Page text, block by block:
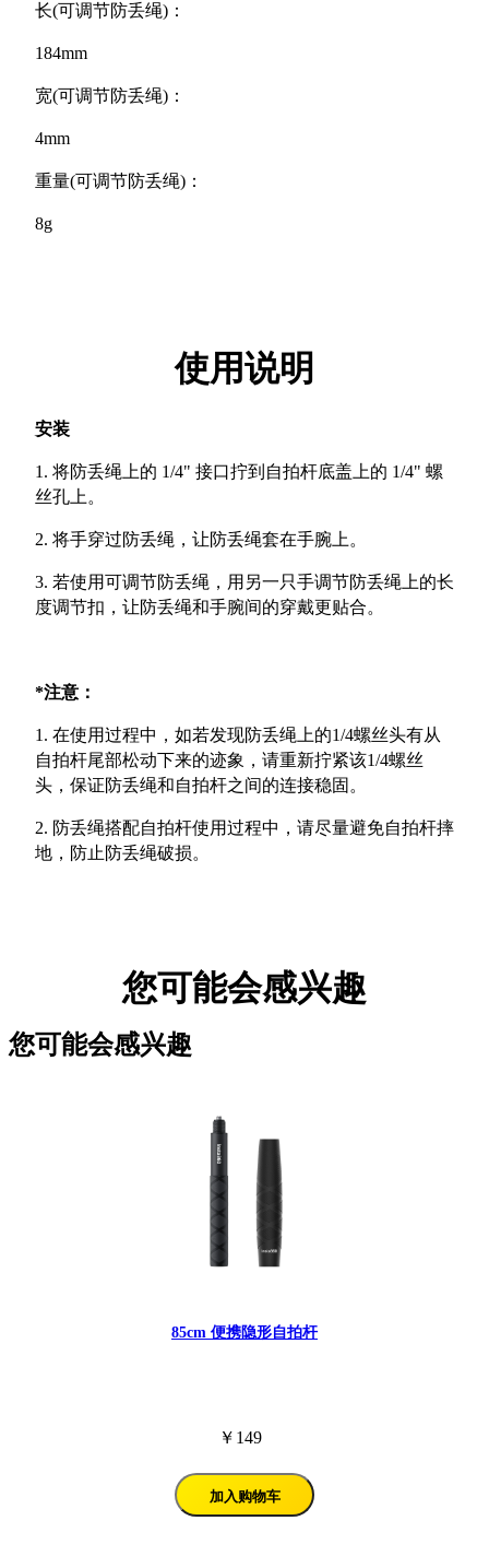
长(可调节防丢绳)：
184mm
宽(可调节防丢绳)：
4mm
重量(可调节防丢绳)：
8g
使用说明
安装
1. 将防丢绳上的 1/4" 接口拧到自拍杆底盖上的 1/4" 螺
丝孔上。
2. 将手穿过防丢绳，让防丢绳套在手腕上。
3. 若使用可调节防丢绳，用另一只手调节防丢绳上的长
度调节扣，让防丢绳和手腕间的穿戴更贴合。
*注意：
1. 在使用过程中，如若发现防丢绳上的1/4螺丝头有从
自拍杆尾部松动下来的迹象，请重新拧紧该1/4螺丝
头，保证防丢绳和自拍杆之间的连接稳固。
2. 防丢绳搭配自拍杆使用过程中，请尽量避免自拍杆摔
地，防止防丢绳破损。
您可能会感兴趣
您可能会感兴趣
85cm 便携隐形自拍杆
￥149
加入购物车